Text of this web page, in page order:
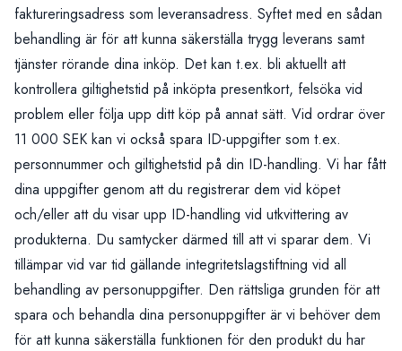
faktureringsadress som leveransadress. Syftet med en sådan
behandling är för att kunna säkerställa trygg leverans samt
tjänster rörande dina inköp. Det kan t.ex. bli aktuellt att
kontrollera giltighetstid på inköpta presentkort, felsöka vid
problem eller följa upp ditt köp på annat sätt. Vid ordrar över
11 000 SEK kan vi också spara ID-uppgifter som t.ex.
personnummer och giltighetstid på din ID-handling. Vi har fått
dina uppgifter genom att du registrerar dem vid köpet
och/eller att du visar upp ID-handling vid utkvittering av
produkterna. Du samtycker därmed till att vi sparar dem. Vi
tillämpar vid var tid gällande integritetslagstiftning vid all
behandling av personuppgifter. Den rättsliga grunden för att
spara och behandla dina personuppgifter är vi behöver dem
för att kunna säkerställa funktionen för den produkt du har